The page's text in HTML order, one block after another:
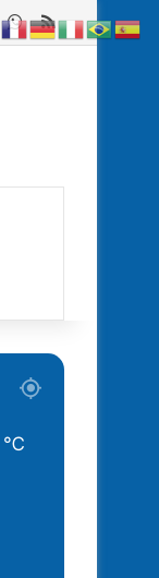
WhatsApp
RSS
℃